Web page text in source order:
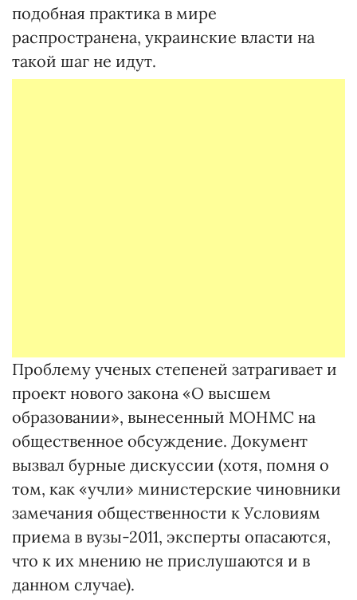
подобная практика в мире
распространена, украинские власти на
такой шаг не идут.
Проблему ученых степеней затрагивает и
проект нового закона «О высшем
образовании», вынесенный МОНМС на
общественное обсуждение. Документ
вызвал бурные дискуссии (хотя, помня о
том, как «учли» министерские чиновники
замечания общественности к Условиям
приема в вузы-2011, эксперты опасаются,
что к их мнению не прислушаются и в
данном случае).